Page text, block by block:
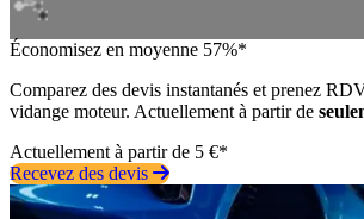
Économisez en moyenne 57%*
Comparez des devis instantanés et prenez
vidange moteur. Actuellement à partir de
Actuellement à partir de 5 €*
Recevez des devis